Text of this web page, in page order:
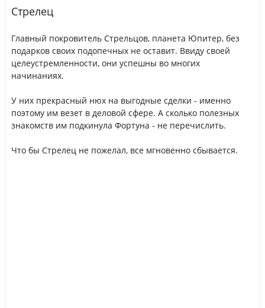
Стрелец
Главный покровитель Стрельцов, планета Юпитер, без
подарков своих подопечных не оставит. Ввиду своей
целеустремленности, они успешны во многих
начинаниях.
У них прекрасный нюх на выгодные сделки - именно
поэтому им везет в деловой сфере. А сколько полезных
знакомств им подкинула Фортуна - не перечислить.
Что бы Стрелец не пожелал, все мгновенно сбывается.